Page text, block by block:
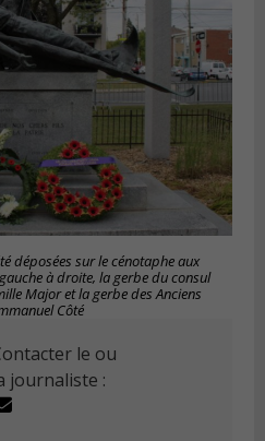
déposées sur le cénotaphe aux
à droite, la gerbe du consul
Major et la gerbe des Anciens
Côté
le ou
journaliste :